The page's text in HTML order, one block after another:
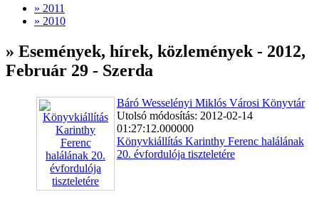
» 2011
» 2010
» Események, hírek, közlemények - 2012,
Február 29 - Szerda
Báró Wesselényi Miklós Városi Könyvtár
Utolsó módosítás: 2012-02-14
01:27:12.000000
Könyvkiállítás Karinthy Ferenc halálának
20. évfordulója tiszteletére